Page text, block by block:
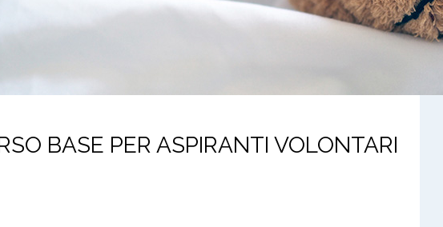
BASE PER ASPIRANTI VOLONTARI